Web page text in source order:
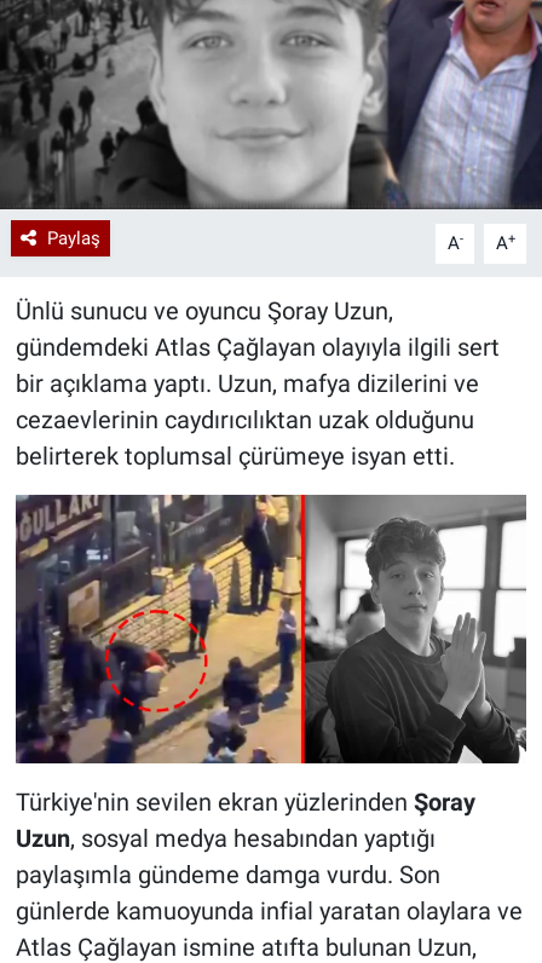
Paylaş A- A+
Ünlü sunucu ve oyuncu Şoray Uzun,
gündemdeki Atlas Çağlayan olayıyla ilgili sert
bir açıklama yaptı. Uzun, mafya dizilerini ve
cezaevlerinin caydırıcılıktan uzak olduğunu
belirterek toplumsal çürümeye isyan etti.
Türkiye'nin sevilen ekran yüzlerinden Şoray
Uzun, sosyal medya hesabından yaptığı
paylaşımla gündeme damga vurdu. Son
günlerde kamuoyunda infial yaratan olaylara ve
Atlas Çağlayan ismine atıfta bulunan Uzun,
Sağlık
Teknoloji
Ramazan